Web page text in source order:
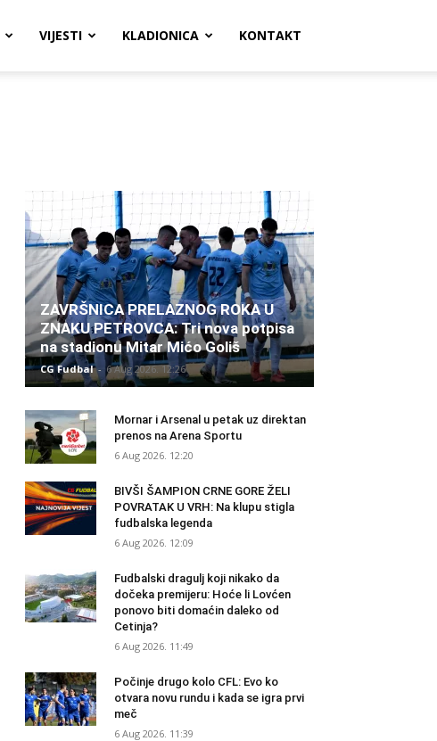
VIJESTI KLADIONICA KONTAKT
ZAVRŠNICA PRELAZNOG ROKA U
ZNAKU PETROVCA: Tri nova potpisa
na stadionu Mitar Mićo Goliš
CG Fudbal - 6 Aug 2026. 12:26
Mornar i Arsenal u petak uz direktan
prenos na Arena Sportu
6 Aug 2026. 12:20
BIVŠI ŠAMPION CRNE GORE ŽELI
POVRATAK U VRH: Na klupu stigla
fudbalska legenda
6 Aug 2026. 12:09
Fudbalski dragulj koji nikako da
dočeka premijeru: Hoće li Lovćen
ponovo biti domaćin daleko od
Cetinja?
6 Aug 2026. 11:49
Počinje drugo kolo CFL: Evo ko
otvara novu rundu i kada se igra prvi
meč
6 Aug 2026. 11:39